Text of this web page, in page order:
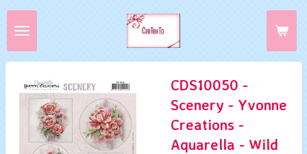
Ga
direct
de
CDS10050 -
Scenery - Yvonne
Creations -
Aquarella - Wild